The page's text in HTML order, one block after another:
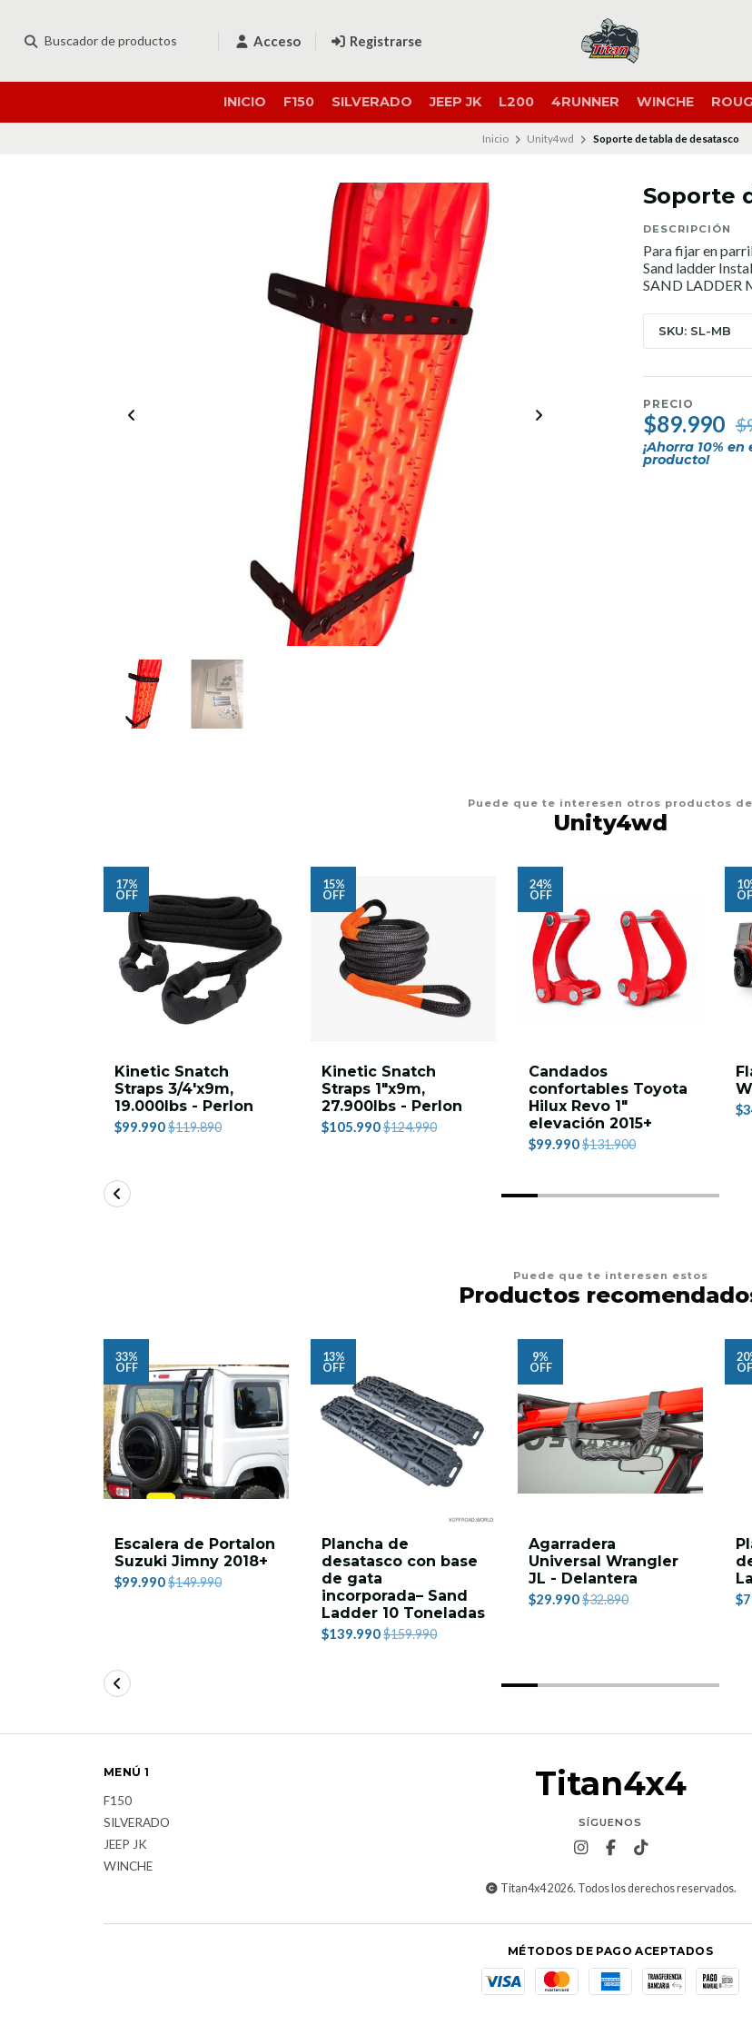
Acceso Registrarse
INICIO F150 SILVERADO JEEP JK L200 4RUNNER WINCHE
Inicio Unity4wd Soporte de tabla de desatasco
Soporte
DESCRIPCIÓN
Para fijar en
Sand ladder
SAND LADDER
SKU: SL-MB
PRECIO
$89.990
¡Ahorra 10% en
producto!
Puede que te interesen otros productos de
Unity4wd
17%
OFF
Kinetic Snatch
Straps 3/4'x9m,
19.000lbs - Perlon
$99.990$119.890
15%
OFF
Kinetic Snatch
Straps 1"x9m,
27.900lbs - Perlon
$105.990$124.990
24%
OFF
Candados
confortables Toyota
Hilux Revo 1"
elevación 2015+
$99.990$131.900
Puede que te interesen estos
Productos
33%
OFF
Escalera de Portalon
Suzuki Jimny 2018+
$99.990$149.990
13%
OFF
Plancha de
desatasco con base
de gata
incorporada– Sand
Ladder 10 Toneladas
$139.990$159.990
9%
OFF
Agarradera
Universal Wrangler
JL - Delantera
$29.990$32.890
Titan4x4
SÍGUENOS
Titan4x4 2026. Todos los derechos reservados.
MENÚ 1
F150
SILVERADO
JEEP JK
WINCHE
MÉTODOS DE PAGO ACEPTADOS